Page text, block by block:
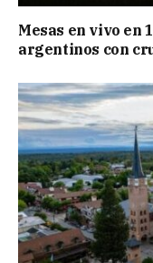
Mesas en vivo en
argentinos con